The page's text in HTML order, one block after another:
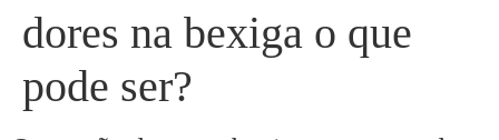
dores na bexiga o que
pode ser?